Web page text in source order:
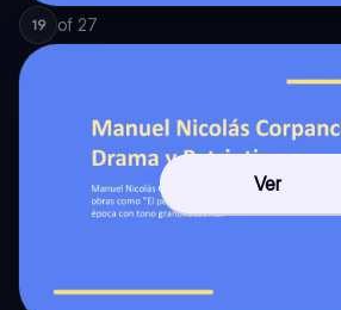
19 of 27
Ver